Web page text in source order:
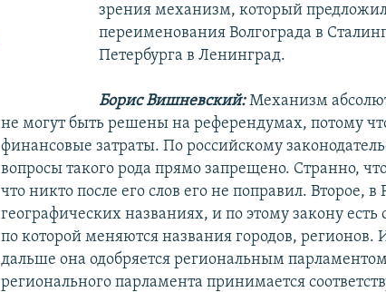
зрения механизм, который
переименования Волгограда в
Петербурга в Ленинград.
Борис Вишневский:Механизм
не могут быть решены на референдумах, потому
финансовые затраты. По российскому
вопросы такого рода прямо запрещено. Странно,
что никто после его слов его не поправил. Второе, в
географических названиях, и по этому закону
по которой меняются названия городов, регионов.
дальше она одобряется региональным
регионального парламента принимается